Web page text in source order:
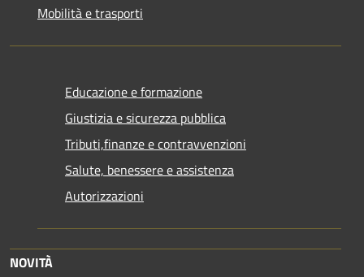
Mobilità e trasporti
Educazione e formazione
Giustizia e sicurezza pubblica
Tributi,finanze e contravvenzioni
Salute, benessere e assistenza
Autorizzazioni
NOVITÀ